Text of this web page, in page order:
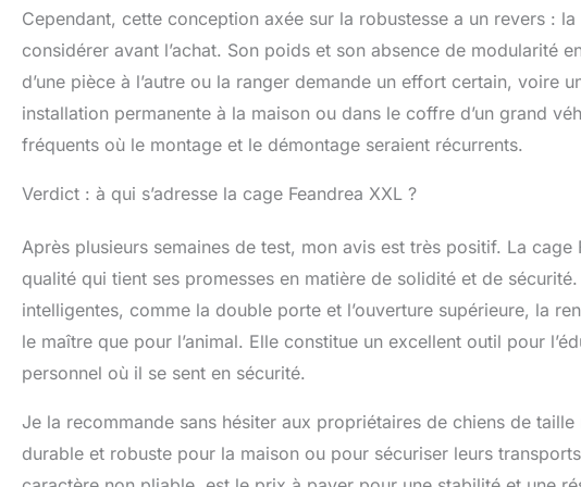
Cependant, cette conception axée sur la robustesse a un revers :
considérer avant l’achat. Son poids et son absence de modularité
d’une pièce à l’autre ou la ranger demande un effort certain, voire
installation permanente à la maison ou dans le coffre d’un grand
fréquents où le montage et le démontage seraient récurrents.
Verdict : à qui s’adresse la cage Feandrea XXL ?
Après plusieurs semaines de test, mon avis est très positif. La
qualité qui tient ses promesses en matière de solidité et de
intelligentes, comme la double porte et l’ouverture supérieure, la
le maître que pour l’animal. Elle constitue un excellent outil pour
personnel où il se sent en sécurité.
Je la recommande sans hésiter aux propriétaires de chiens de
durable et robuste pour la maison ou pour sécuriser leurs